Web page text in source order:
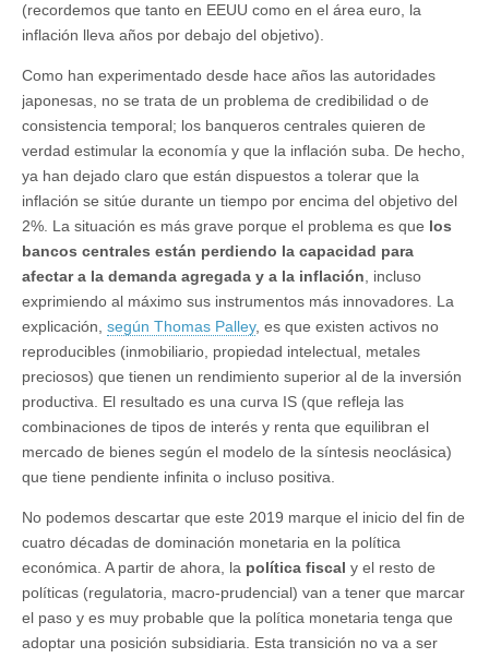
(recordemos que tanto en EEUU como en el área euro, la
inflación lleva años por debajo del objetivo).
Como han experimentado desde hace años las autoridades
japonesas, no se trata de un problema de credibilidad o de
consistencia temporal; los banqueros centrales quieren de
verdad estimular la economía y que la inflación suba. De hecho,
ya han dejado claro que están dispuestos a tolerar que la
inflación se sitúe durante un tiempo por encima del objetivo del
2%. La situación es más grave porque el problema es que los
bancos centrales están perdiendo la capacidad para
afectar a la demanda agregada y a la inflación , incluso
exprimiendo al máximo sus instrumentos más innovadores. La
explicación, según Thomas Palley, es que existen activos no
reproducibles (inmobiliario, propiedad intelectual, metales
preciosos) que tienen un rendimiento superior al de la inversión
productiva. El resultado es una curva IS (que refleja las
combinaciones de tipos de interés y renta que equilibran el
mercado de bienes según el modelo de la síntesis neoclásica)
que tiene pendiente infinita o incluso positiva.
No podemos descartar que este 2019 marque el inicio del fin de
cuatro décadas de dominación monetaria en la política
económica. A partir de ahora, la política fiscal y el resto de
políticas (regulatoria, macro-prudencial) van a tener que marcar
el paso y es muy probable que la política monetaria tenga que
adoptar una posición subsidiaria. Esta transición no va a ser